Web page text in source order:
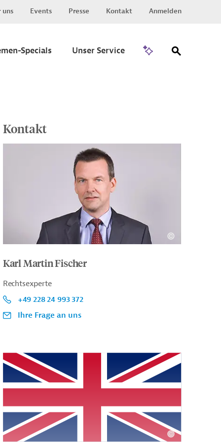
uns Events Presse Kontakt Anmelden
Specials Unser Service
Kontakt
Karl Martin Fischer
Rechtsexperte
+49 228 24 993 372
Ihre Frage an uns